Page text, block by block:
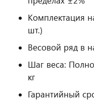
Комплектация
шт.)
Весовой ряд в
Шаг веса:
кг
Гарантийный